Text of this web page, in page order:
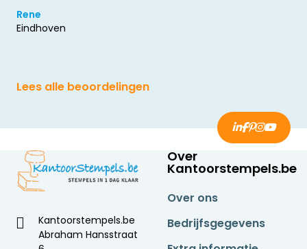
Rene
Eindhoven
Lees alle beoordelingen
Kantoorstempels.be
Abraham Hansstraat
Over
Kantoorstempels.be
Over ons
Bedrijfsgegevens